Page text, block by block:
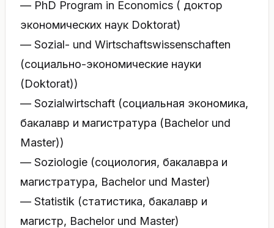
— PhD Program in Economics ( доктор
экономических наук Doktorat)
— Sozial- und Wirtschaftswissenschaften
(социально-экономические науки
(Doktorat))
— Sozialwirtschaft (cоциальная экономика,
бакалавр и магистратура (Bachelor und
Master))
— Soziologie (cоциология, бакалавра и
магистратура, Bachelor und Master)
— Statistik (статистика, бакалавр и
магистр, Bachelor und Master)